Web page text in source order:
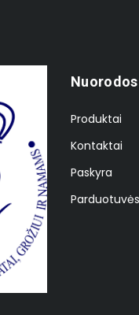
Nuorodos
Produktai
Kontaktai
Paskyra